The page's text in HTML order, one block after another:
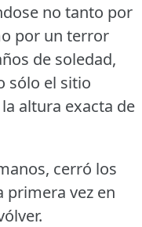
no tanto por
por un terror
de soledad,
sólo el sitio
altura exacta de
cerró los
primera vez en